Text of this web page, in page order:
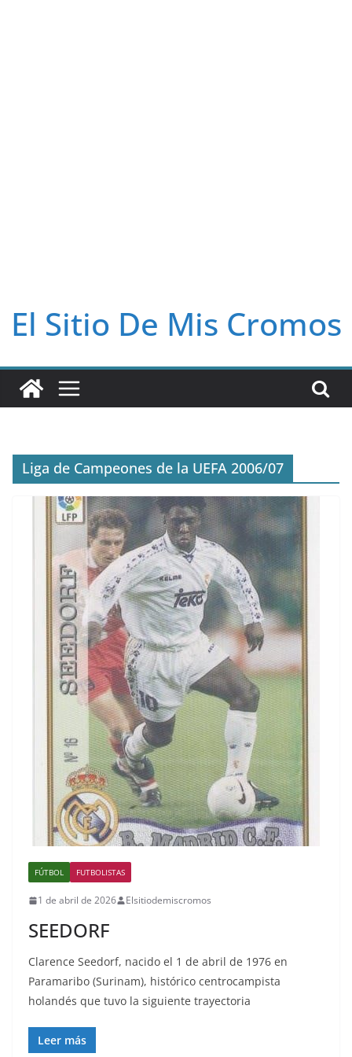
El Sitio De Mis Cromos
Liga de Campeones de la UEFA 2006/07
FÚTBOL FUTBOLISTAS
1 de abril de 2026 Elsitiodemiscromos
SEEDORF
Clarence Seedorf, nacido el 1 de abril de 1976 en
Paramaribo (Surinam), histórico centrocampista
holandés que tuvo la siguiente trayectoria
Leer más